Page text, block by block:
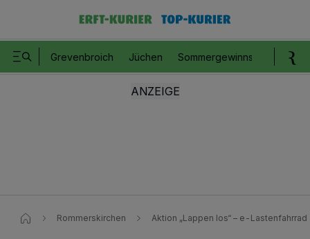
Grevenbroich Jüchen Sommergewinnspiel
Rommerskirchen Aktion „Lappen los“ – e-